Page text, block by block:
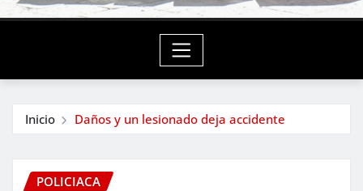
Inicio Daños y un lesionado deja accidente
POLICIACA